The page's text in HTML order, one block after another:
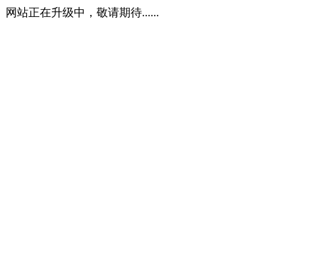
网站正在升级中，敬请期待......